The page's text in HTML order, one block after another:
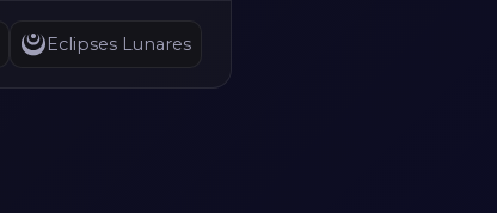
Eclipses Lunares